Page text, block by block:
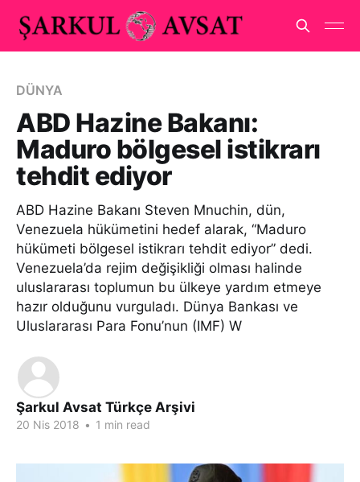
DÜNYA
ABD Hazine Bakanı:
Maduro bölgesel istikrarı
tehdit ediyor
ABD Hazine Bakanı Steven Mnuchin, dün,
Venezuela hükümetini hedef alarak, “Maduro
hükümeti bölgesel istikrarı tehdit ediyor” dedi.
Venezuela’da rejim değişikliği olması halinde
uluslararası toplumun bu ülkeye yardım etmeye
hazır olduğunu vurguladı. Dünya Bankası ve
Uluslararası Para Fonu’nun (IMF) W
Şarkul Avsat Türkçe Arşivi
20 Nis 2018 • 1 min read